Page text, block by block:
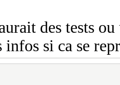
des tests
infos si ca se